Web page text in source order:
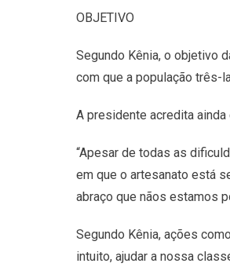
OBJETIVO
Segundo Kênia, o objetivo
com que a população três-
A presidente acredita
“Apesar de todas as
em que o artesanato está
abraço que nãos estamos
Segundo Kênia, ações
intuito, ajudar a nossa